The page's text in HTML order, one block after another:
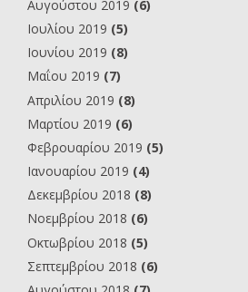
Αυγούστου 2019 (6)
Ιουλίου 2019 (5)
Ιουνίου 2019 (8)
Μαΐου 2019 (7)
Απριλίου 2019 (8)
Μαρτίου 2019 (6)
Φεβρουαρίου 2019 (5)
Ιανουαρίου 2019 (4)
Δεκεμβρίου 2018 (8)
Νοεμβρίου 2018 (6)
Οκτωβρίου 2018 (5)
Σεπτεμβρίου 2018 (6)